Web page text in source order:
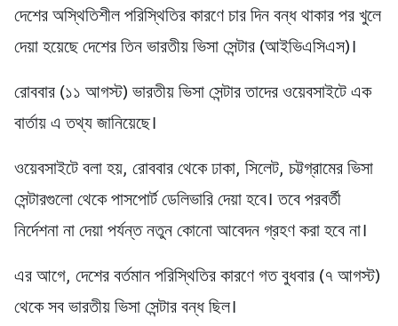
দেশের অস্থিতিশীল পরিস্থিতির কারণে চার দিন বন্ধ থাকার পর খুলে
দেয়া হয়েছে দেশের তিন ভারতীয় ভিসা সেন্টার (আইভিএসিএস)।
রোববার (১১ আগস্ট) ভারতীয় ভিসা সেন্টার তাদের ওয়েবসাইটে এক
বার্তায় এ তথ্য জানিয়েছে।
ওয়েবসাইটে বলা হয়, রোববার থেকে ঢাকা, সিলেট, চট্টগ্রামের ভিসা
সেন্টারগুলো থেকে পাসপোর্ট ডেলিভারি দেয়া হবে। তবে পরবর্তী
নির্দেশনা না দেয়া পর্যন্ত নতুন কোনো আবেদন গ্রহণ করা হবে না।
এর আগে, দেশের বর্তমান পরিস্থিতির কারণে গত বুধবার (৭ আগস্ট)
থেকে সব ভারতীয় ভিসা সেন্টার বন্ধ ছিল।